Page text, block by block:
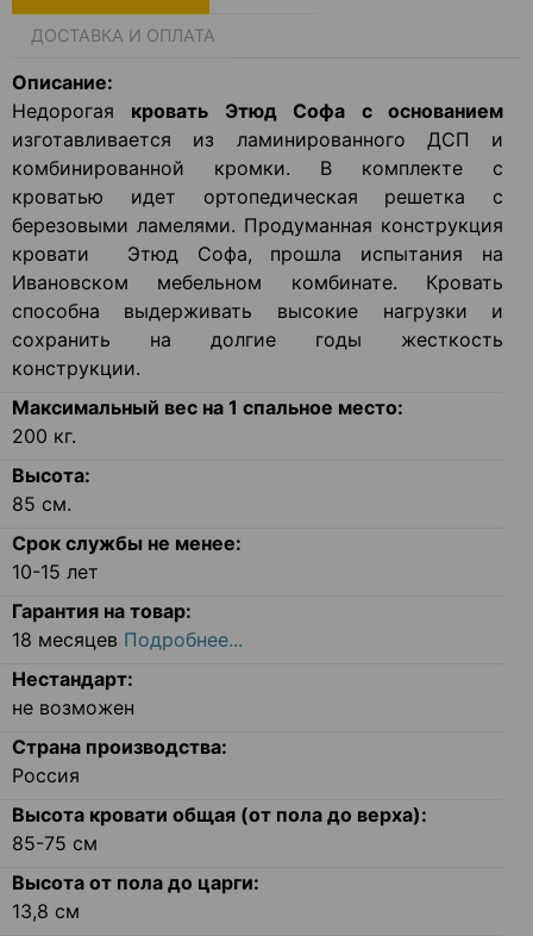
ДОСТАВКА И ОПЛАТА
Описание:
Недорогая кровать Этюд Софа с основанием
изготавливается из ламинированного ДСП и
комбинированной кромки. В комплекте с
кроватью идет ортопедическая решетка с
березовыми ламелями. Продуманная конструкция
кровати Этюд Софа, прошла испытания на
Ивановском мебельном комбинате. Кровать
способна выдерживать высокие нагрузки и
сохранить на долгие годы жесткость
конструкции.
Максимальный вес на 1 спальное место:
200 кг.
Высота:
85 см.
Срок службы не менее:
10-15 лет
Гарантия на товар:
18 месяцев Подробнее...
Нестандарт:
не возможен
Страна производства:
Россия
Высота кровати общая (от пола до верха):
85-75 см
Высота от пола до царги:
13,8 см